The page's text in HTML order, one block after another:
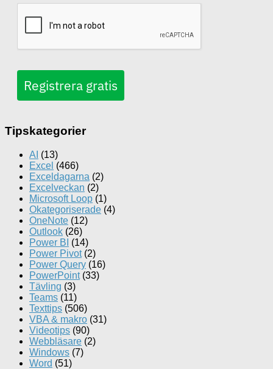
Registrera gratis
Tipskategorier
AI (13)
Excel (466)
Exceldagarna (2)
Excelveckan (2)
Microsoft Loop (1)
Okategoriserade (4)
OneNote (12)
Outlook (26)
Power BI (14)
Power Pivot(2)
Power Query (16)
PowerPoint(33)
Tävling (3)
Teams (11)
Texttips (506)
VBA & makro (31)
Videotips (90)
Webbläsare (2)
Windows (7)
Word (51)